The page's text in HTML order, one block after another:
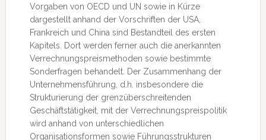
Vorgaben von OECD und UN sowie in Kürze
dargestellt anhand der Vorschriften der USA,
Frankreich und China sind Bestandteil des ersten
Kapitels. Dort werden ferner auch die anerkannten
Verrechnungspreismethoden sowie bestimmte
Sonderfragen behandelt. Der Zusammenhang der
Unternehmensführung, d.h. insbesondere die
Strukturierung der grenzüberschreitenden
Geschäftstätigkeit, mit der Verrechnungspreispolitik
wird anhand von unterschiedlichen
Organisationsformen sowie Führungsstrukturen